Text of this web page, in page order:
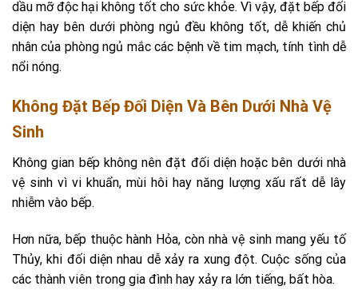
dầu mỡ độc hại không tốt cho sức khỏe. Vì vậy, đặt bếp đối
diện hay bên dưới phòng ngủ đều không tốt, dễ khiến chủ
nhân của phòng ngủ mắc các bệnh về tim mạch, tính tình dễ
nổi nóng.
Không Đặt Bếp Đối Diện Và Bên Dưới Nhà Vệ
Sinh
Không gian bếp không nên đặt đối diện hoặc bên dưới nhà
vệ sinh vì vi khuẩn, mùi hôi hay năng lượng xấu rất dễ lây
nhiễm vào bếp.
Hơn nữa, bếp thuộc hành Hỏa, còn nhà vệ sinh mang yếu tố
Thủy, khi đối diện nhau dễ xảy ra xung đột. Cuộc sống của
các thành viên trong gia đình hay xảy ra lớn tiếng, bất hòa.